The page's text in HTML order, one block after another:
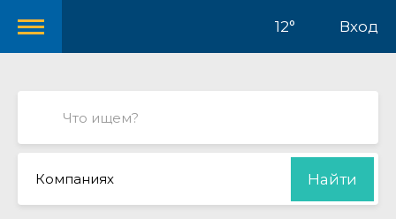
12° Вход
Компаниях Найти